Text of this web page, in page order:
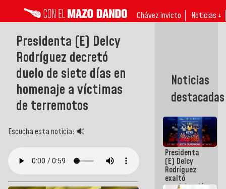
Chávez invicto Noticias ↓
Presidenta (E) Delcy
Rodríguez decretó
duelo de siete días en
homenaje a víctimas
de terremotos
Escucha esta noticia: 🔊
Noticias
destacadas
Presidenta
(E) Delcy
Rodríguez
exaltó